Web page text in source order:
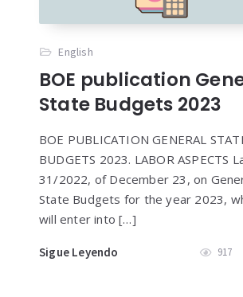
English
BOE publication
State Budgets 2023
BOE PUBLICATION GENERAL
BUDGETS 2023. LABOR ASPECTS
31/2022, of December 23, on
State Budgets for the year 2023,
will enter into […]
Sigue Leyendo 917